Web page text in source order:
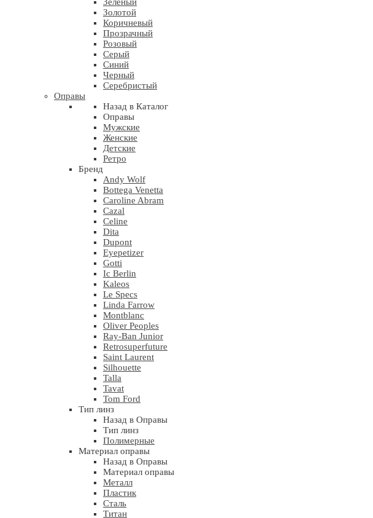
Золотой
Коричневый
Прозрачный
Розовый
Серый
Синий
Черный
Серебристый
Оправы
Назад в Каталог
Оправы
Мужские
Женские
Детские
Ретро
Бренд
Andy Wolf
Bottega Venetta
Caroline Abram
Cazal
Celine
Dita
Dupont
Eyepetizer
Gotti
Ic Berlin
Kaleos
Le Specs
Linda Farrow
Montblanc
Oliver Peoples
Ray-Ban Junior
Retrosuperfuture
Saint Laurent
Silhouette
Talla
Tavat
Tom Ford
Тип линз
Назад в Оправы
Тип линз
Полимерные
Материал оправы
Назад в Оправы
Материал оправы
Металл
Пластик
Сталь
Титан